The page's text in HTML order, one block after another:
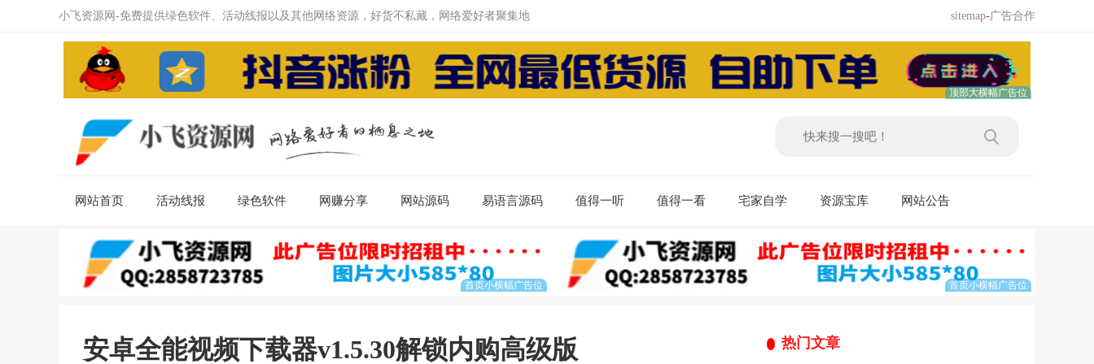
小飞资源网-免费提供绿色软件、活动线报以及其他网络资源，好货不私藏，网络爱好者聚集地 sitemap-广告合作
网站首页 活动线报 绿色软件 网赚分享 网站源码 易语言源码 值得一听 值得一看 宅家自学 资源宝库 网站公告
安卓全能视频下载器v1.5.30解锁内购高级版 热门文章